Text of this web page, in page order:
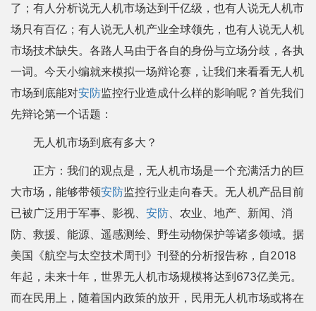
了；有人分析说无人机市场达到千亿级，也有人说无人机市
场只有百亿；有人说无人机产业全球领先，也有人说无人机
市场技术缺失。各路人马由于各自的身份与立场分歧，各执
一词。今天小编就来模拟一场辩论赛，让我们来看看无人机
市场到底能对安防监控行业造成什么样的影响呢？首先我们
先辩论第一个话题：
无人机市场到底有多大？
正方：我们的观点是，无人机市场是一个充满活力的巨
大市场，能够带领安防监控行业走向春天。无人机产品目前
已被广泛用于军事、影视、 安防、农业、地产、新闻、消
防、救援、能源、遥感测绘、野生动物保护等诸多领域。据
美国《航空与太空技术周刊》刊登的分析报告称，自2018
年起，未来十年，世界无人机市场规模将达到673亿美元。
而在民用上，随着国内政策的放开，民用无人机市场或将在